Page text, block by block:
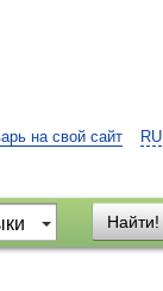
RU
на свой сайт
Найти!